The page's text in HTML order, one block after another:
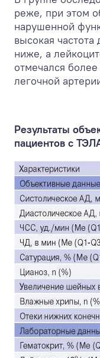
реже, при этом
нарушенной
высокая
ниже, а
отмечался
легочной
Результаты
пациентов с